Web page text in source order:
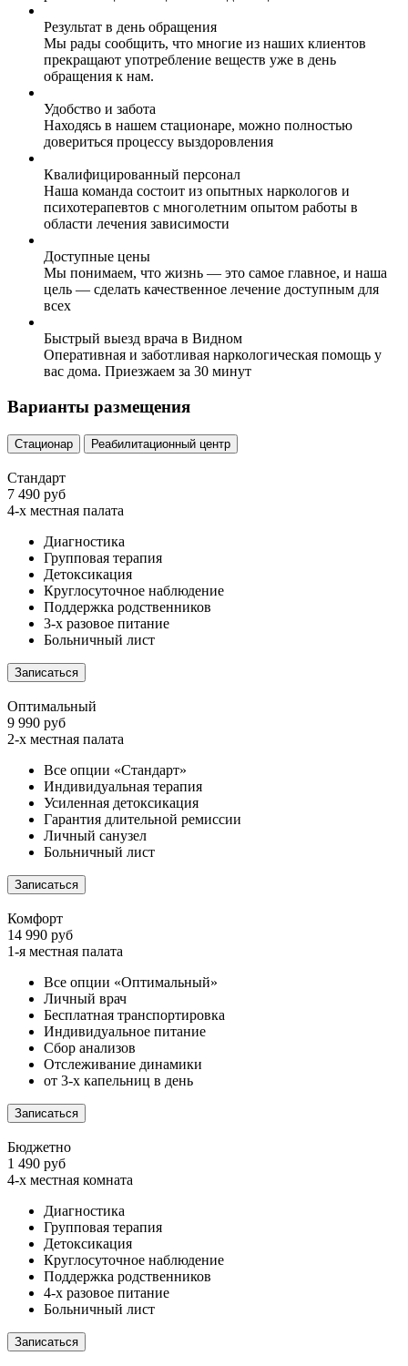
Результат в день обращения
Мы рады сообщить, что многие из наших клиентов
прекращают употребление веществ уже в день
обращения к нам.
Удобство и забота
Находясь в нашем стационаре, можно полностью
довериться процессу выздоровления
Квалифицированный персонал
Наша команда состоит из опытных наркологов и
психотерапевтов с многолетним опытом работы в
области лечения зависимости
Доступные цены
Мы понимаем, что жизнь — это самое главное, и наша
цель — сделать качественное лечение доступным для
всех
Быстрый выезд врача в Видном
Оперативная и заботливая наркологическая помощь у
вас дома. Приезжаем за 30 минут
Варианты размещения
Стационар Реабилитационный центр
Стандарт
7 490 руб
4-х местная палата
Диагностика
Групповая терапия
Детоксикация
Круглосуточное наблюдение
Поддержка родственников
3-х разовое питание
Больничный лист
Записаться
Оптимальный
9 990 руб
2-х местная палата
Все опции «Стандарт»
Индивидуальная терапия
Усиленная детоксикация
Гарантия длительной ремиссии
Личный санузел
Больничный лист
Записаться
Комфорт
14 990 руб
1-я местная палата
Все опции «Оптимальный»
Личный врач
Бесплатная транспортировка
Индивидуальное питание
Сбор анализов
Отслеживание динамики
от 3-х капельниц в день
Записаться
Бюджетно
1 490 руб
4-х местная комната
Диагностика
Групповая терапия
Детоксикация
Круглосуточное наблюдение
Поддержка родственников
4-х разовое питание
Больничный лист
Записаться